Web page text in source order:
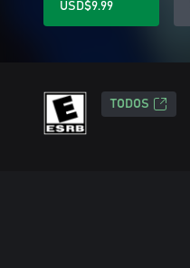
USD$9.99
TODOS